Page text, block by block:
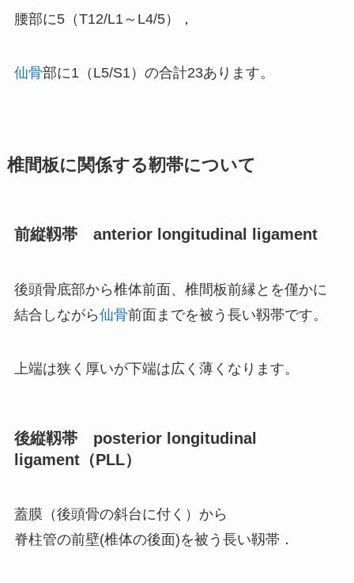
腰部に5（T12/L1～L4/5），
仙骨部に1（L5/S1）の合計23あります。
椎間板に関係する靭帯について
前縦靱帯 anterior longitudinal ligament
後頭骨底部から椎体前面、椎間板前縁とを僅かに
結合しながら仙骨前面までを被う長い靱帯です。
上端は狭く厚いが下端は広く薄くなります。
後縦靱帯 posterior longitudinal
ligament（PLL）
蓋膜（後頭骨の斜台に付く）から
脊柱管の前壁(椎体の後面)を被う長い靱帯．